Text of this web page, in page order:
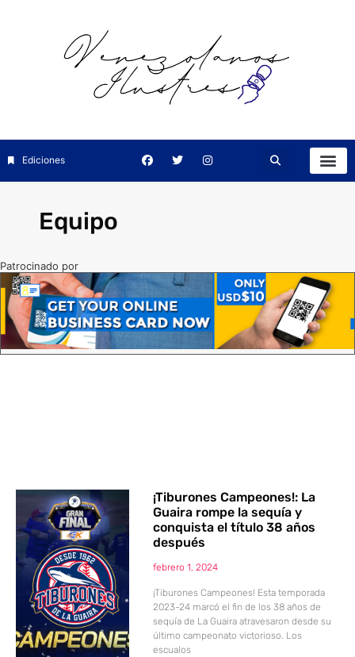
Ediciones
Equipo
Patrocinado por
¡Tiburones Campeones!: La
Guaira rompe la sequía y
conquista el título 38 años
después
febrero 1, 2024
¡Tiburones Campeones! Esta temporada
2023-24 marcó el fin de los 38 años de
sequía de La Guaira atravesaron desde su
último campeonato victorioso. Los
escualos